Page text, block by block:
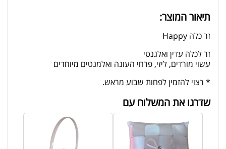
תיאור המוצר:
זר כלה Happy
זר לכלה עדין ואלגנטי
עשוי מורדים, ליזי, פרחי העונה ואלמנטים מיוחדים
* רצוי להזמין לפחות שבוע מראש.
שדרגו את המשלוח עם